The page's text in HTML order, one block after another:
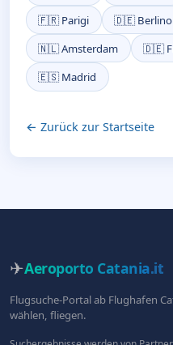
🇫🇷 Parigi
🇩🇪 Berlino
🇳🇱 Amsterdam
🇩🇪
🇪🇸 Madrid
← Zurück zur Startseite
✈Aeroporto Catania.it
Flugsuche-Portal ab Flughafen
wählen, fliegen.